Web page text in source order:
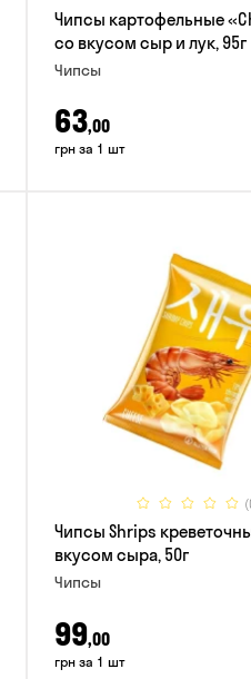
Чипсы картофельные
со вкусом сыр и лук, 95г
Чипсы
63,00
грн за 1 шт
Чипсы Shrips
вкусом сыра, 50г
Чипсы
99,00
грн за 1 шт